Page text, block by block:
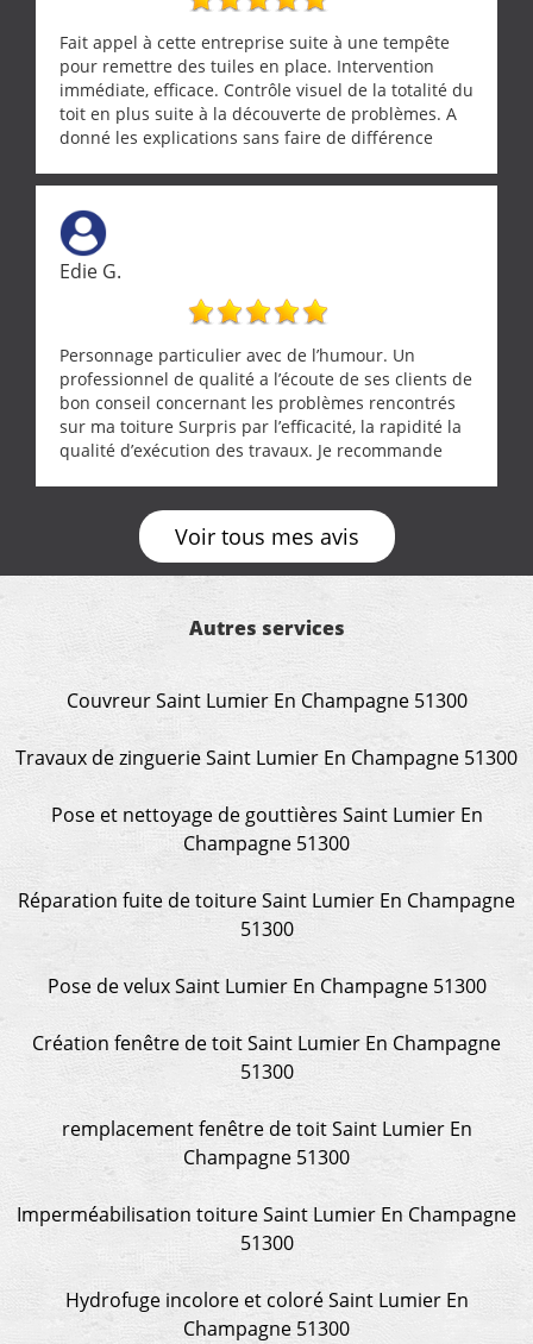
Fait appel à cette entreprise suite à une tempête
pour remettre des tuiles en place. Intervention
immédiate, efficace. Contrôle visuel de la totalité du
toit en plus suite à la découverte de problèmes. A
donné les explications sans faire de différence
Edie G.
Personnage particulier avec de l’humour. Un
professionnel de qualité a l’écoute de ses clients de
bon conseil concernant les problèmes rencontrés
sur ma toiture Surpris par l’efficacité, la rapidité la
qualité d’exécution des travaux. Je recommande
Voir tous mes avis
Autres services
Couvreur Saint Lumier En Champagne 51300
Travaux de zinguerie Saint Lumier En Champagne 51300
Pose et nettoyage de gouttières Saint Lumier En
Champagne 51300
Réparation fuite de toiture Saint Lumier En Champagne
51300
Pose de velux Saint Lumier En Champagne 51300
Création fenêtre de toit Saint Lumier En Champagne
51300
remplacement fenêtre de toit Saint Lumier En
Champagne 51300
Imperméabilisation toiture Saint Lumier En Champagne
51300
Hydrofuge incolore et coloré Saint Lumier En
Champagne 51300